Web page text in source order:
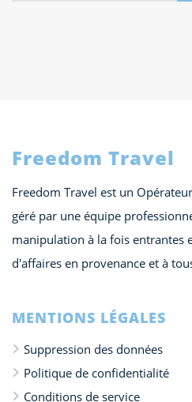
Freedom Travel
Freedom Travel est un
géré par une équipe
manipulation à la fois entrantes
d'affaires en provenance et à
MENTIONS LÉGALES
Suppression des données
Politique de confidentialité
Conditions de service